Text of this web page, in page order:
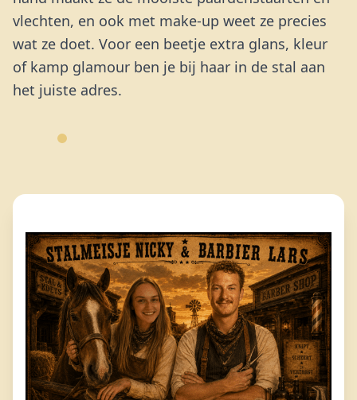
vlechten, en ook met make-up weet ze precies
wat ze doet. Voor een beetje extra glans, kleur
of kamp glamour ben je bij haar in de stal aan
het juiste adres.